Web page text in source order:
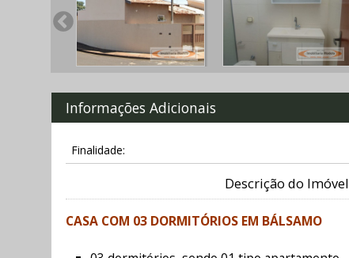
Informações Adicionais
Finalidade:
Descrição do Imóvel
CASA COM 03 DORMITÓRIOS EM BÁLSAMO